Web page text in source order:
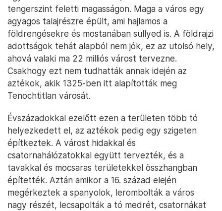
tengerszint feletti magasságon. Maga a város egy
agyagos talajrészre épült, ami hajlamos a
földrengésekre és mostanában süllyed is. A földrajzi
adottságok tehát alapból nem jók, ez az utolsó hely,
ahová valaki ma 22 milliós várost tervezne.
Csakhogy ezt nem tudhatták annak idején az
aztékok, akik 1325-ben itt alapították meg
Tenochtitlan városát.
Évszázadokkal ezelőtt ezen a területen több tó
helyezkedett el, az aztékok pedig egy szigeten
építkeztek. A várost hidakkal és
csatornahálózatokkal együtt tervezték, és a
tavakkal és mocsaras területekkel összhangban
építették. Aztán amikor a 16. század elején
megérkeztek a spanyolok, lerombolták a város
nagy részét, lecsapolták a tó medrét, csatornákat